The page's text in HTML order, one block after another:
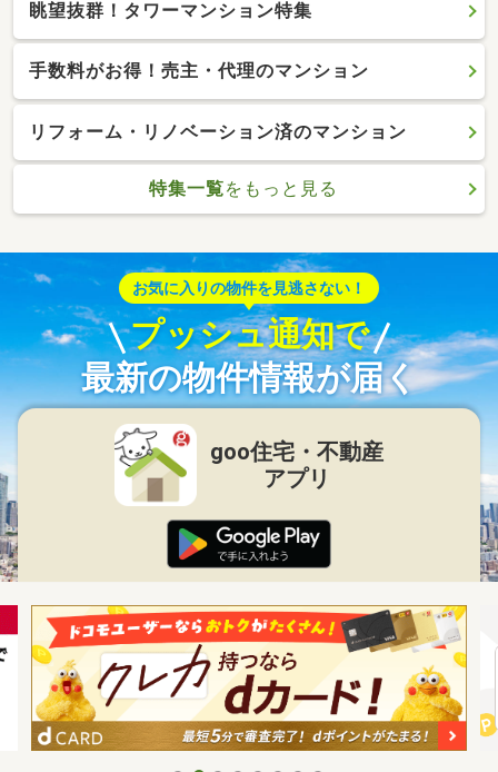
眺望抜群！タワーマンション特集
手数料がお得！売主・代理のマンション
リフォーム・リノベーション済のマンション
特集一覧をもっと見る
お気に入りの物件を見逃さない！
プッシュ通知で
最新の物件情報が届く
goo住宅・不動産
アプリ